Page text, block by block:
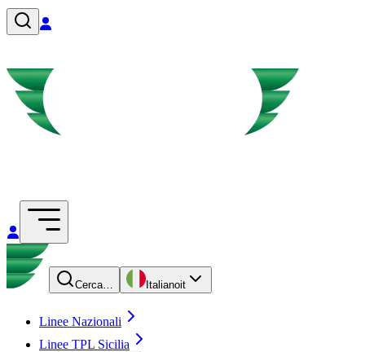
Cerca… Italianoit
Linee Nazionali
Linee TPL Sicilia